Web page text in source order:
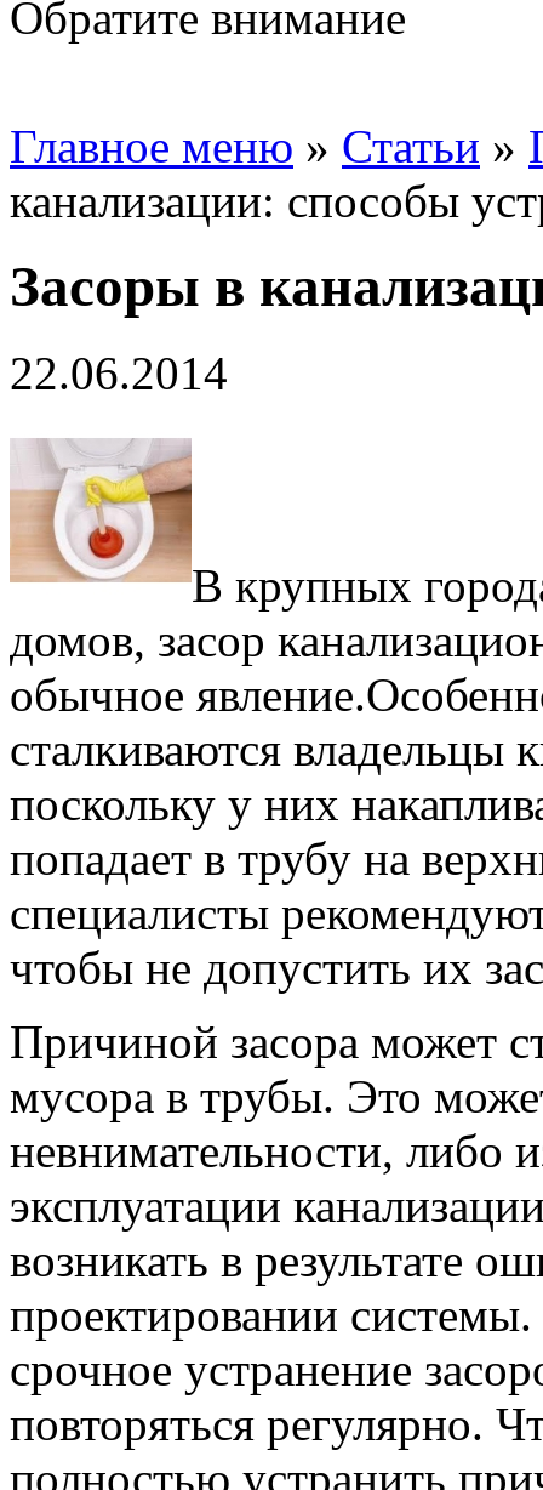
Обратите внимание
Главное меню » Статьи »
канализации: способы
Засоры в
22.06.2014
В крупных
домов, засор
обычное явление.
сталкиваются владельцы
поскольку у них
попадает в трубу на
специалисты
чтобы не допустить их
Причиной засора может
мусора в трубы. Это
невнимательности, либо
эксплуатации
возникать в результате
проектировании
срочное устранение
повторяться регулярно.
полностью устранить